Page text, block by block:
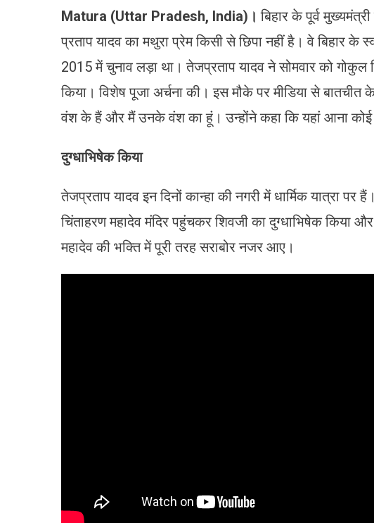
Matura (Uttar Pradesh, India) । बिहार के पूर्व
प्रताप यादव का मथुरा प्रेम किसी से छिपा नहीं है। वे बिहार के
2015 में चुनाव लड़ा था। तेजप्रताप यादव ने सोमवार को गोकुल
किया। विशेष पूजा अर्चना की। इस मौके पर मीडिया से बातचीत
वंश के हैं और मैं उनके वंश का हूं। उन्होंने कहा कि यहां आना
दुग्धाभिषेक किया
तेजप्रताप यादव इन दिनों कान्हा की नगरी में धार्मिक यात्रा
चिंताहरण महादेव मंदिर पहुंचकर शिवजी का दुग्धाभिषेक किया
महादेव की भक्ति में पूरी तरह सराबोर नजर आए।